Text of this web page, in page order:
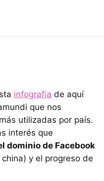
infografía de aquí
que nos
utilizadas por país.
interés que
dominio de Facebook
y el progreso de